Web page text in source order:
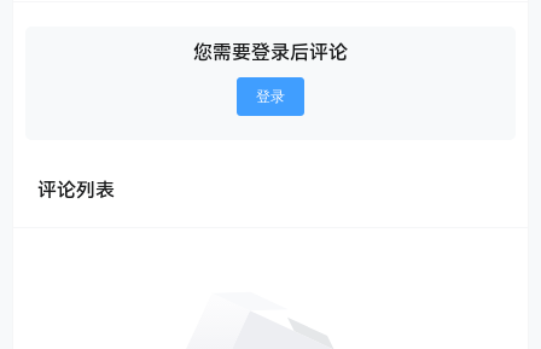
您需要登录后评论
登录
评论列表